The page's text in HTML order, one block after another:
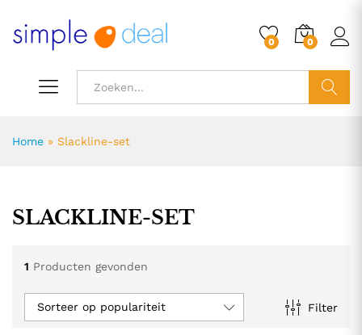
0 0
Home » Slackline-set
SLACKLINE-SET
1 Producten gevonden
Filter
Sorteer op populariteit